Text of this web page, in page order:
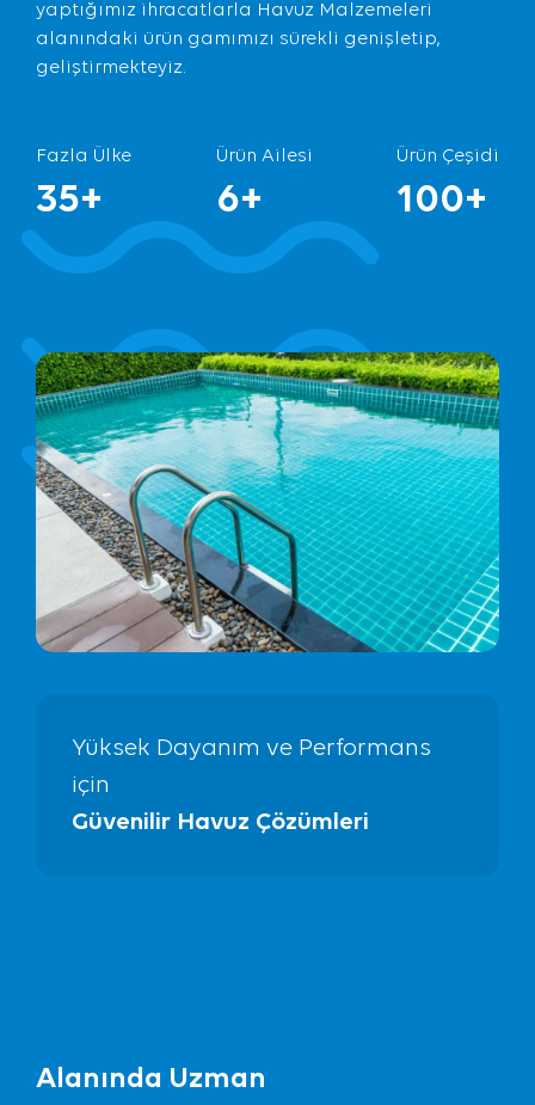
yaptığımız ihracatlarla Havuz Malzemeleri
alanındaki ürün gamımızı sürekli genişletip,
geliştirmekteyiz.
Fazla Ülke
35+
Ürün Ailesi
6+
Ürün Çeşidi
100+
Yüksek Dayanım ve Performans
için
Güvenilir Havuz Çözümleri
Alanında Uzman